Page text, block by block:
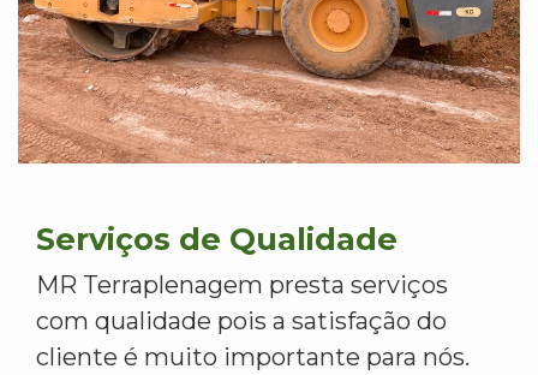
Serviços de Qualidade
MR Terraplenagem presta serviços
com qualidade pois a satisfação do
cliente é muito importante para nós.